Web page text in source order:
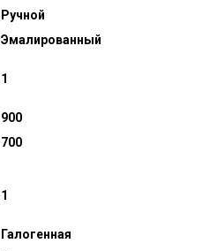
Ручной
Эмалированный
1
900
700
1
Галогенная